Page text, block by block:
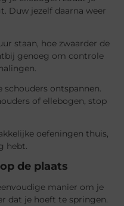
Duw jezelf daarna weer
staan, hoe zwaarder de
genoeg om controle
schouders ontspannen.
of ellebogen, stop
oefeningen thuis,
hebt.
de plaats
manier om je
dat je hoeft te springen.